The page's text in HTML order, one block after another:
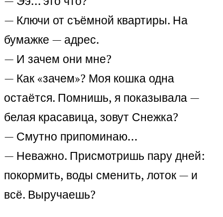
— Ключи от съёмной квартиры. На
бумажке — адрес.
— И зачем они мне?
— Как «зачем»? Моя кошка одна
остаётся. Помнишь, я показывала —
белая красавица, зовут Снежка?
— Смутно припоминаю…
— Неважно. Присмотришь пару дней:
покормить, воды сменить, лоток — и
всё. Выручаешь?